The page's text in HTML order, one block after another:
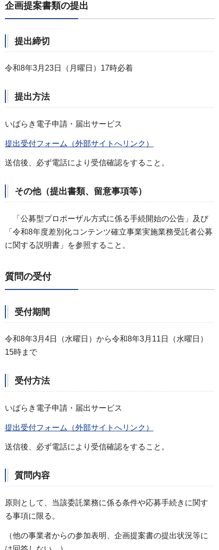
企画提案書類の提出
提出締切
令和8年3月23日（月曜日）17時必着
提出方法
いばらき電子申請・届出サービス
提出受付フォーム（外部サイトへリンク）
送信後、必ず電話により受信確認をすること。
その他（提出書類、留意事項等）
「公募型プロポーザル方式に係る手続開始の公告」及び
「令和8年度差別化コンテンツ確立事業実施業務受託者公募
に関する説明書」を参照すること。
質問の受付
受付期間
令和8年3月4日（水曜日）から令和8年3月11日（水曜日）
15時まで
受付方法
いばらき電子申請・届出サービス
提出受付フォーム（外部サイトへリンク）
送信後、必ず電話により受信確認をすること。
質問内容
原則として、当該委託業務に係る条件や応募手続きに関す
る事項に限る。
（他の事業者からの参加表明、企画提案書の提出状況等に